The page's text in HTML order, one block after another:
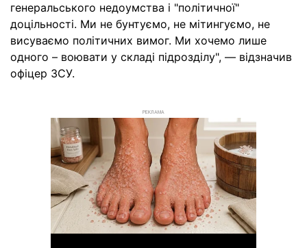
генеральського недоумства і "політичної"
доцільності. Ми не бунтуємо, не мітингуємо, не
висуваємо політичних вимог. Ми хочемо лише
одного – воювати у складі підрозділу", — відзначив
офіцер ЗСУ.
РЕКЛАМА